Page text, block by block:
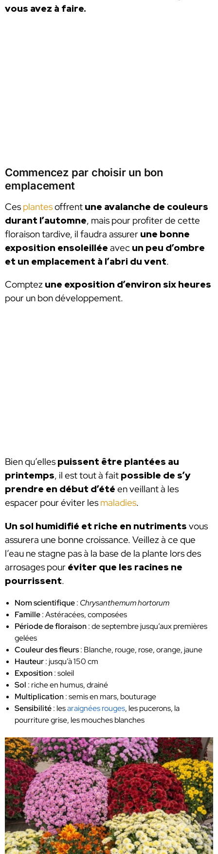
vous avez à faire.
Commencez par choisir un bon
emplacement
Ces plantesoffrent une avalanche de couleurs
durant l’automne, mais pour profiter de cette
floraison tardive, il faudra assurer une bonne
exposition ensoleillée avec un peu d’ombre
et un emplacement à l’abri du vent.
Comptez une exposition d’environ six heures
pour un bon développement.
Bien qu’elles puissent être plantées au
printemps, il est tout à fait possible de s’y
prendre en début d’été en veillant à les
espacer pour éviter les maladies.
Un sol humidifié et riche en nutriments vous
assurera une bonne croissance. Veillez à ce que
l’eau ne stagne pas à la base de la plante lors des
arrosages pour éviter que les racines ne
pourrissent.
Nom scientifique: Chrysanthemum hortorum
Famille: Astéracées, composées
Période de floraison: de septembre jusqu’aux premières
gelées
Couleur des fleurs: Blanche, rouge, rose, orange, jaune
Hauteur: jusqu’à 150 cm
Exposition: soleil
Sol : riche en humus, drainé
Multiplication: semis en mars, bouturage
Sensibilité: lesaraignées rouges, les pucerons, la
pourriture grise, les mouches blanches